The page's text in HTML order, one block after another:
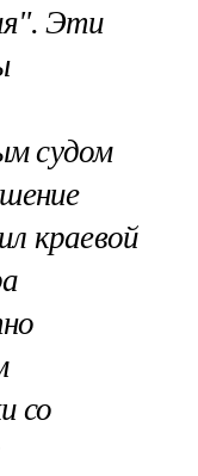
Эти
судом
краевой
со